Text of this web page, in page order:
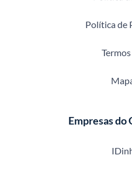
Política de
Empresas do